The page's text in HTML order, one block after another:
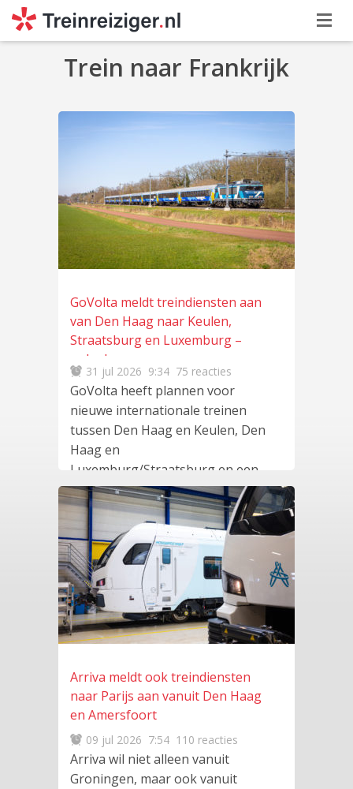
Trein naar Frankrijk
GoVolta meldt treindiensten aan
van Den Haag naar Keulen,
Straatsburg en Luxemburg –
ook plan voor
hogesnelheidstrein naar Parijs
31 jul 2026 9:34 75 reacties
GoVolta heeft plannen voor
nieuwe internationale treinen
tussen Den Haag en Keulen, Den
Haag en
Luxemburg/Straatsburg en een
hogesnelheidsverbinding tussen
lees meer…
Arriva meldt ook treindiensten
naar Parijs aan vanuit Den Haag
en Amersfoort
09 jul 2026 7:54 110 reacties
Arriva wil niet alleen vanuit
Groningen, maar ook vanuit